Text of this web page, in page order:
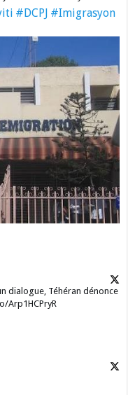
#DCPJ #Imigrasyon
dialogue, Téhéran dénonce
Arp1HCPryR